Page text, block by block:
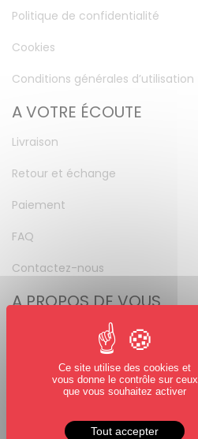
Politique de confidentialité
Cookies
Conditions générales d’utilisation
A VOTRE ÉCOUTE
Livraison
Retour et échange
Paiement
FAQ
Contactez-nous
A PROPOS DE VOUS
Mot de passe perdu
NOUS SUIVRE
Facebook
Ce site utilise des cookies et
vous donne le contrôle sur ceux
que vous souhaitez activer
Tout accepter